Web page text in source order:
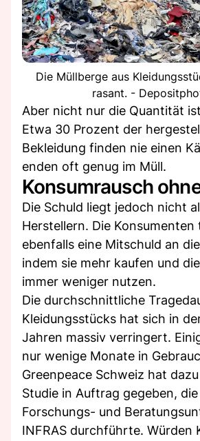
Die Müllberge aus
rasant. -
Aber nicht nur die Quantität
Etwa 30 Prozent der
Bekleidung finden nie einen
enden oft genug im Müll.
Konsumrausch
Die Schuld liegt jedoch nicht
Herstellern. Die Konsumenten
ebenfalls eine Mitschuld an
indem sie mehr kaufen und
immer weniger nutzen.
Die durchschnittliche
Kleidungsstücks hat sich in
Jahren massiv verringert.
nur wenige Monate in
Greenpeace Schweiz hat
Studie in Auftrag gegeben,
Forschungs- und
INFRAS durchführte. Würden